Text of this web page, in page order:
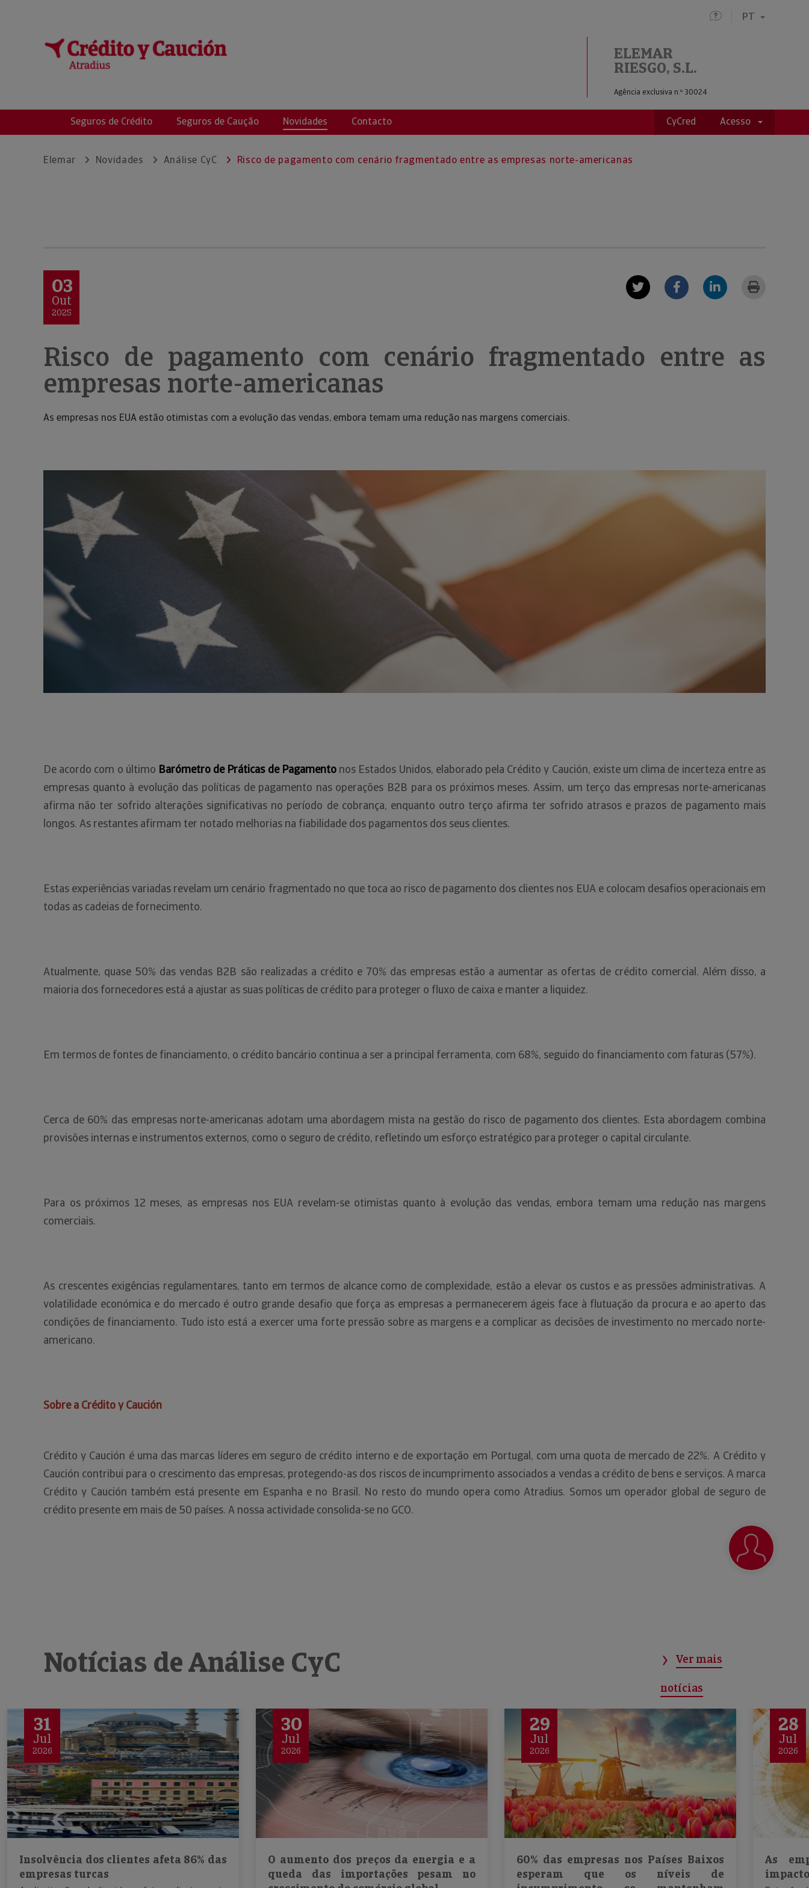
PT
ELEMAR
RIESGO, S.L.
Agência exclusiva n.º 30024
Seguros de Crédito Seguros de Caução Novidades Contacto CyCred Acesso
Elemar Novidades Análise CyC Risco de pagamento com cenário fragmentado entre as empresas norte-americanas
03
Out
2025
Risco de pagamento com cenário fragmentado entre as
empresas norte-americanas
As empresas nos EUA estão otimistas com a evolução das vendas, embora temam uma redução nas margens comerciais.
De acordo com o último Barómetro de Práticas de Pagamentonos Estados Unidos, elaborado pela Crédito y Caución, existe um clima de incerteza entre as
empresas quanto à evolução das políticas de pagamento nas operações B2B para os próximos meses. Assim, um terço das empresas norte-americanas
afirma não ter sofrido alterações significativas no período de cobrança, enquanto outro terço afirma ter sofrido atrasos e prazos de pagamento mais
longos. As restantes afirmam ter notado melhorias na fiabilidade dos pagamentos dos seus clientes.
Estas experiências variadas revelam um cenário fragmentado no que toca ao risco de pagamento dos clientes nos EUA e colocam desafios operacionais em
todas as cadeias de fornecimento.
Atualmente, quase 50% das vendas B2B são realizadas a crédito e 70% das empresas estão a aumentar as ofertas de crédito comercial. Além disso, a
maioria dos fornecedores está a ajustar as suas políticas de crédito para proteger o fluxo de caixa e manter a liquidez.
Em termos de fontes de financiamento, o crédito bancário continua a ser a principal ferramenta, com 68%, seguido do financiamento com faturas (57%).
Cerca de 60% das empresas norte-americanas adotam uma abordagem mista na gestão do risco de pagamento dos clientes. Esta abordagem combina
provisões internas e instrumentos externos, como o seguro de crédito, refletindo um esforço estratégico para proteger o capital circulante.
Para os próximos 12 meses, as empresas nos EUA revelam-se otimistas quanto à evolução das vendas, embora temam uma redução nas margens
comerciais.
As crescentes exigências regulamentares, tanto em termos de alcance como de complexidade, estão a elevar os custos e as pressões administrativas. A
volatilidade económica e do mercado é outro grande desafio que força as empresas a permanecerem ágeis face à flutuação da procura e ao aperto das
condições de financiamento. Tudo isto está a exercer uma forte pressão sobre as margens e a complicar as decisões de investimento no mercado norte-
americano.
Sobre a Crédito y Caución
Crédito y Caución é uma das marcas líderes em seguro de crédito interno e de exportação em Portugal, com uma quota de mercado de 22%. A Crédito y
Caución contribui para o crescimento das empresas, protegendo-as dos riscos de incumprimento associados a vendas a crédito de bens e serviços. A marca
Crédito y Caución também está presente em Espanha e no Brasil. No resto do mundo opera como Atradius. Somos um operador global de seguro de
crédito presente em mais de 50 países. A nossa actividade consolida-se no GCO.
Notícias de Análise CyC Ver mais
notícias
31
Jul
2026
Insolvência dos clientes afeta 86% das
empresas turcas
30
Jul
2026
O aumento dos preços da energia e a
queda das importações pesam no
29
Jul
2026
60% das empresas nos Países Baixos
esperam que os níveis de
28
Jul
2026
As